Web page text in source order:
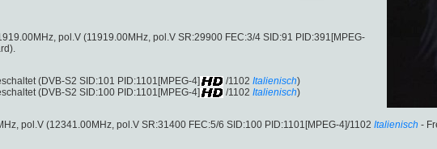
pol.V (11919.00MHz, pol.V SR:29900 FEC:3/4 SID:91 PID:391[MPEG-
(DVB-S2 SID:101 PID:1101[MPEG-4] /1102 Italienisch)
(DVB-S2 SID:100 PID:1101[MPEG-4] /1102 Italienisch)
pol.V (12341.00MHz, pol.V SR:31400 FEC:5/6 SID:100 PID:1101[MPEG-4]/1102 Italienisch -